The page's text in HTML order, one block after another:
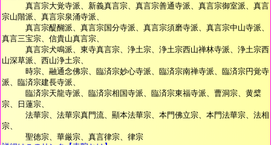
真言宗大覚寺派、新義真言宗、真言宗善通寺派、真言宗御室派、真言
宗山階派、真言宗泉涌寺派、
真言宗醍醐派、真言宗国分寺派、真言宗須磨寺派、真言宗中山寺派、
真言三宝宗、信貴山真言宗、
真言宗犬鳴派、東寺真言宗、浄土宗、浄土宗西山禅林寺派、浄土宗西
山深草派、西山浄土宗、
時宗、融通念佛宗、臨済宗妙心寺派、臨済宗南禅寺派、臨済宗円覚寺
派、臨済宗建長寺派、
臨済宗天龍寺派、臨済宗相国寺派、臨済宗東福寺派、曹洞宗、黄檗
宗、日蓮宗、
法華宗、法華宗真門流、顯本法華宗、本門佛立宗、本門法華宗、法相
宗、
聖徳宗、華厳宗、真言律宗、律宗